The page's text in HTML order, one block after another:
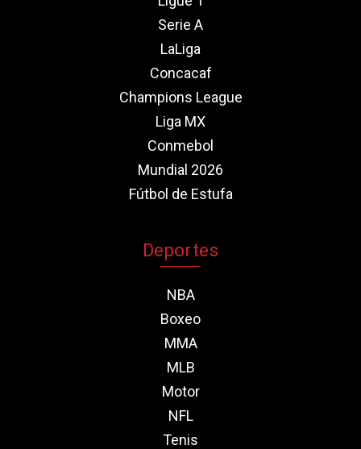
Serie A
LaLiga
Concacaf
Champions League
Liga MX
Conmebol
Mundial 2026
Fútbol de Estufa
Deportes
NBA
Boxeo
MMA
MLB
Motor
NFL
Tenis